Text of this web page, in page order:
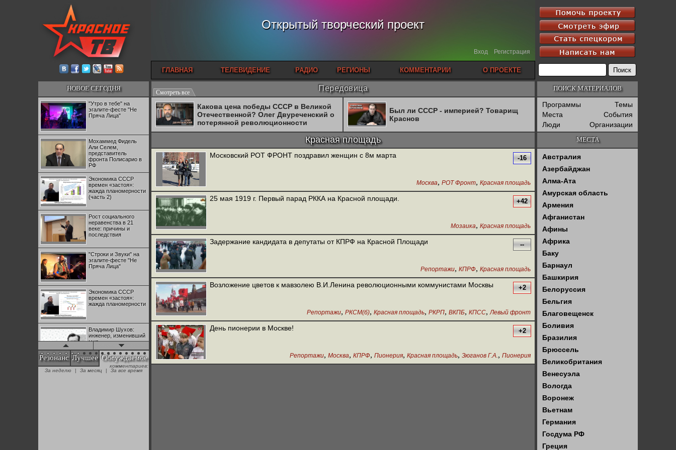
Открытый творческий проект
Вход Регистрация
ГЛАВНАЯ ТЕЛЕВИДЕНИЕ РАДИО РЕГИОНЫ КОММЕНТАРИИ О ПРОЕКТЕ
НОВОЕ СЕГОДНЯ
"Утро в тебе" на
эгалите-фесте "Не
Пряча Лица"
Мохаммед Фидель
Али Селем,
представитель
фронта Полисарио в
РФ
Экономика СССР
времен «застоя»:
жажда планомерности
(часть 2)
Рост социального
неравенства в 21
веке: причины и
последствия
"Строки и Звуки" на
эгалите-фесте "Не
Пряча Лица"
Экономика СССР
времен «застоя»:
жажда планомерности
Владимир Шухов:
инженер, изменивший
мир
"Аркадий Коц" на
эгалите-фесте "Не
Резонанс Лучшее Обсуждаемое
комментариев:
За неделю
| За месяц | За все время
Передовица
Смотреть все
Какова цена победы СССР в Великой
Отечественной? Олег Двуреченский о
потерянной революционности
Был ли СССР - империей? Товарищ
Краснов
Красная площадь
Московский РОТ ФРОНТ поздравил женщин с 8м марта -16
Москва, РОТ Фронт, Красная площадь
25 мая 1919 г. Первый парад РККА на Красной площади. +42
Мозаика, Красная площадь
Задержание кандидата в депутаты от КПРФ на Красной Площади --
Репортажи, КПРФ, Красная площадь
Возложение цветов к мавзолею В.И.Ленина революционными коммунистами Москвы +2
Репортажи, РКСМ(б), Красная площадь, РКРП, ВКПБ, КПСС, Левый фронт
День пионерии в Москве! +2
Репортажи, Москва, КПРФ, Пионерия, Красная площадь, Зюганов Г.А., Пионерия
ПОИСК МАТЕРИАЛОВ
Программы
Темы
Места
События
Люди
Организации
МЕСТА
Австралия
Азербайджан
Алма-Ата
Амурская область
Армения
Афганистан
Афины
Африка
Баку
Барнаул
Башкирия
Белоруссия
Бельгия
Благовещенск
Боливия
Бразилия
Брюссель
Великобритания
Венесуэла
Вологда
Воронеж
Вьетнам
Германия
Госдума РФ
Греция